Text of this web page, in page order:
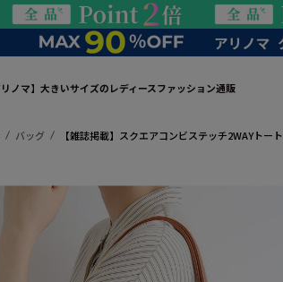
ノマ】大きいサイズのレディースファッション通販
バッグ 【雑誌掲載】スクエアコンビステッチ2WAYトート